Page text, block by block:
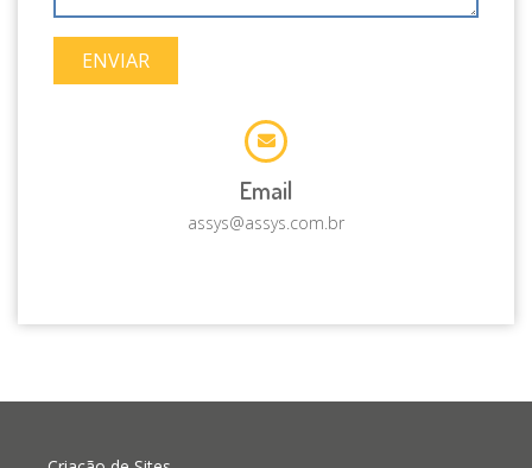
Email
assys@assys.com.br
ENVIAR